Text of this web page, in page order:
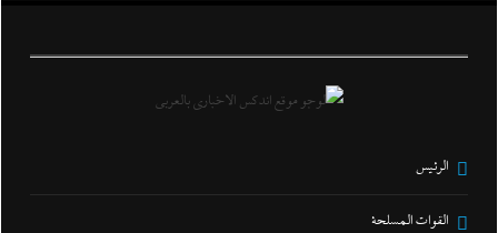
الرئيس
القوات المسلحة